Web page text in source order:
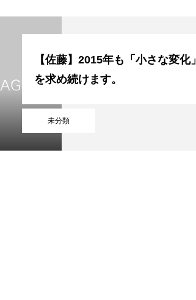
未分類
【佐藤】2015年も「小さな変化」
を求め続けます。